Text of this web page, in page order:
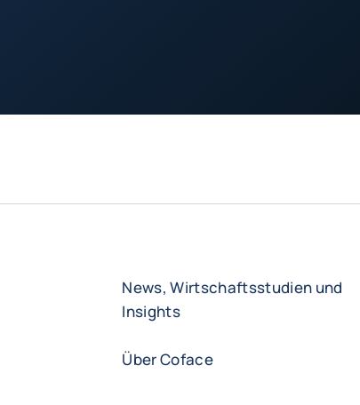
News, Wirtschaftsstudien und
Insights
Über Coface